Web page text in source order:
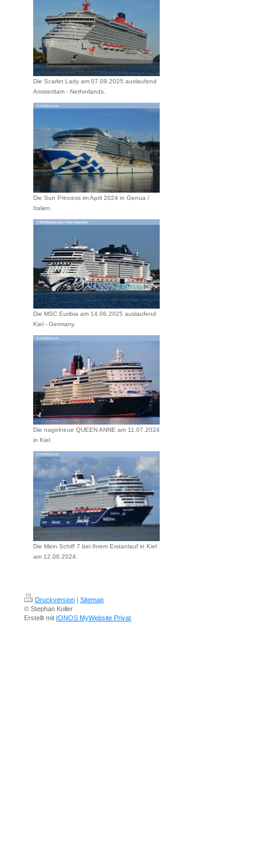
Die Scarlet Lady am 07.09.2025 auslaufend
Amsterdam - Netherlands.
Die Sun Princess im April 2024 in Genua /
Italien.
Die MSC Euribia am 14.06.2025 auslaufend
Kiel - Germany.
Die nagelneue QUEEN ANNE am 11.07.2024
in Kiel.
Die Mein Schiff 7 bei Ihrem Erstanlauf in Kiel
am 12.06.2024.
Druckversion | Sitemap
© Stephan Koller
Erstellt mit IONOS MyWebsite Privat